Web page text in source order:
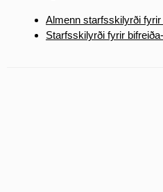
Almenn starfsskilyrði
Starfsskilyrði fyrir